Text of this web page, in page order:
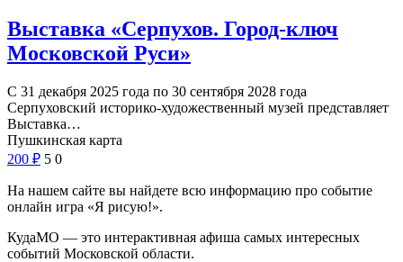
Выставка «Серпухов. Город-ключ
Московской Руси»
С 31 декабря 2025 года по 30 сентября 2028 года
Серпуховский историко-художественный музей представляет
Выставка…
Пушкинская карта
200 ₽ 5 0
На нашем сайте вы найдете всю информацию про событие
онлайн игра «Я рисую!».
КудаМО — это интерактивная афиша самых интересных
событий Московской области.